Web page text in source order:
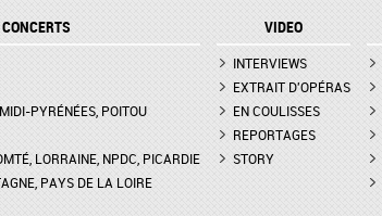
-
LE
CALDER PIECE À LA FONDATION
VUITTON - EXTRAIT PAR
ADÉLAÏDE FERRIÈRE, VANESSA
PORTER, EMMANUEL JACQUET,
RODOLPHE THÉRY
FESTIVAL CHOPIN À PARIS -
EXTRAIT DU SCHERZO N°2 DE
PYRÉNÉES, POITOU
LORRAINE, NPDC, PICARDIE
PAYS DE LA LOIRE
VIDEO
INTERVIEWS
EXTRAIT D'OPÉRAS
EN COULISSES
REPORTAGES
STORY